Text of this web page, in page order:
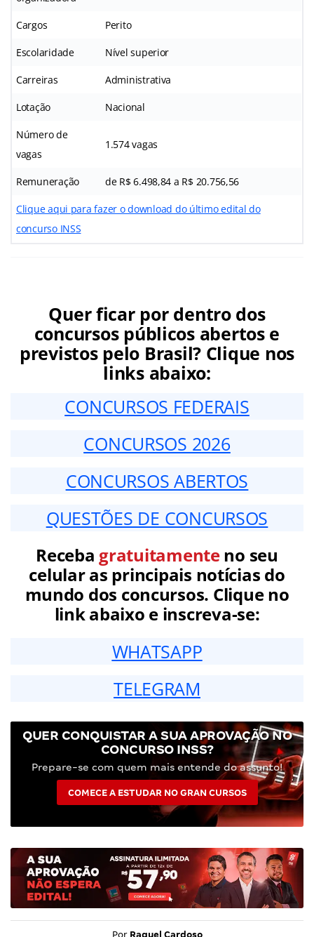
Cargos Perito
Escolaridade Nível superior
Carreiras Administrativa
Lotação Nacional
Número de
vagas
1.574 vagas
Remuneração de R$ 6.498,84 a R$ 20.756,56
Clique aqui para fazer o download do último edital do
concurso INSS
Quer ficar por dentro dos
concursos públicos abertos e
previstos pelo Brasil? Clique nos
links abaixo:
CONCURSOS FEDERAIS
CONCURSOS 2026
CONCURSOS ABERTOS
QUESTÕES DE CONCURSOS
Receba gratuitamenteno seu
celular as principais notícias do
mundo dos concursos. Clique no
link abaixo e inscreva-se:
WHATSAPP
TELEGRAM
QUER CONQUISTAR A SUA APROVAÇÃO NO
CONCURSO INSS?
Prepare-se com quem mais entende do assunto!
COMECE A ESTUDAR NO GRAN CURSOS
Por Raquel Cardoso